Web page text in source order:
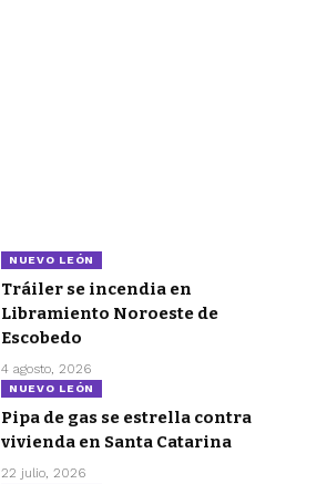
NUEVO LEÓN
Tráiler se incendia en
Libramiento Noroeste de
Escobedo
4 agosto, 2026
NUEVO LEÓN
Pipa de gas se estrella contra
vivienda en Santa Catarina
22 julio, 2026